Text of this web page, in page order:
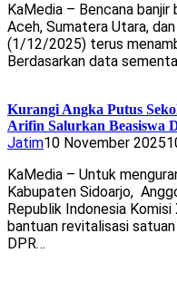
KaMedia – Bencana
Aceh, Sumatera Utara,
(1/12/2025) terus
Berdasarkan data
Kurangi Angka Putus
Arifin Salurkan Beasiswa
Jatim10 November 2025
KaMedia – Untuk
Kabupaten Sidoarjo,
Republik Indonesia
bantuan revitalisasi
DPR…